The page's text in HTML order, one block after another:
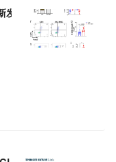
发 型糖尿病迎来逆转